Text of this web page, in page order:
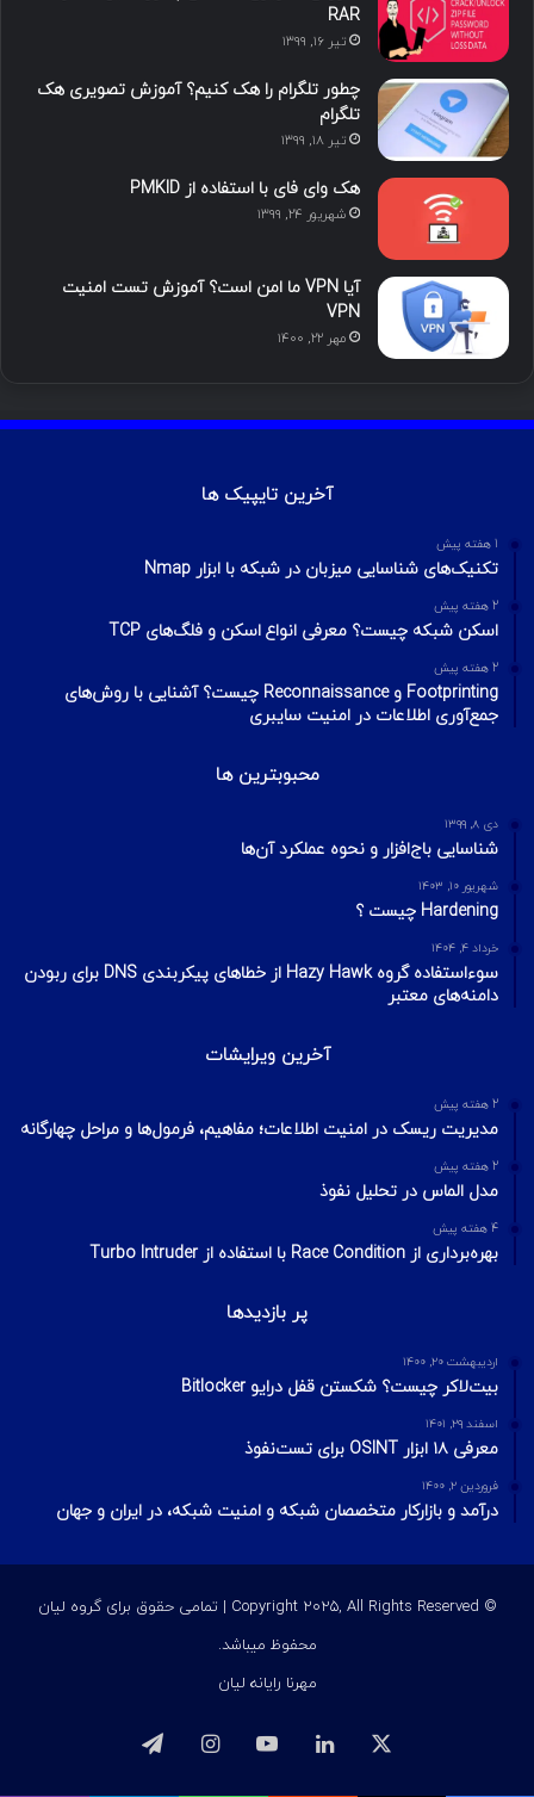
ی
ن
گ
ا
RAR
تیر ۱۶, ۱۳۹۹
چطور تلگرام را هک کنیم؟ آموزش تصویری هک
تلگرام
تیر ۱۸, ۱۳۹۹
هک وای فای با استفاده از PMKID
شهریور ۲۴, ۱۳۹۹
آیا VPN ما امن است؟ آموزش تست امنیت
VPN
مهر ۲۲, ۱۴۰۰
آخرین تایپیک ها
1 هفته پیش
تکنیک‌های شناسایی میزبان در شبکه با ابزار Nmap
2 هفته پیش
اسکن شبکه چیست؟ معرفی انواع اسکن و فلگ‌های TCP
2 هفته پیش
Footprinting و Reconnaissance چیست؟ آشنایی با روش‌های
جمع‌آوری اطلاعات در امنیت سایبری
محبوبترین ها
دی ۸, ۱۳۹۹
شناسایی باج‌افزار و نحوه عملکرد آن‌ها
شهریور ۱۰, ۱۴۰۳
Hardening چیست ؟
خرداد ۴, ۱۴۰۴
سوءاستفاده گروه Hazy Hawk از خطاهای پیکربندی DNS برای ربودن
دامنه‌های معتبر
آخرین ویرایشات
2 هفته پیش
مدیریت ریسک در امنیت اطلاعات؛ مفاهیم، فرمول‌ها و مراحل چهارگانه
2 هفته پیش
مدل الماس در تحلیل نفوذ
4 هفته پیش
بهره‌برداری از Race Condition با استفاده از Turbo Intruder
پر بازدیدها
اردیبهشت ۲۰, ۱۴۰۰
بیت‌لاکر چیست؟ شکستن قفل درایو Bitlocker
اسفند ۲۹, ۱۴۰۱
معرفی ۱۸ ابزار OSINT برای تست‌نفوذ
فروردین ۲, ۱۴۰۰
درآمد و بازارکار متخصصان شبکه و امنیت شبکه، در ایران و جهان
© Copyright 2025, All Rights Reserved | تمامی حقوق برای گروه لیان
محفوظ میباشد.
مهرنا رایانه لیان
ایکس لینکداین یوتیوب اینستاگرام